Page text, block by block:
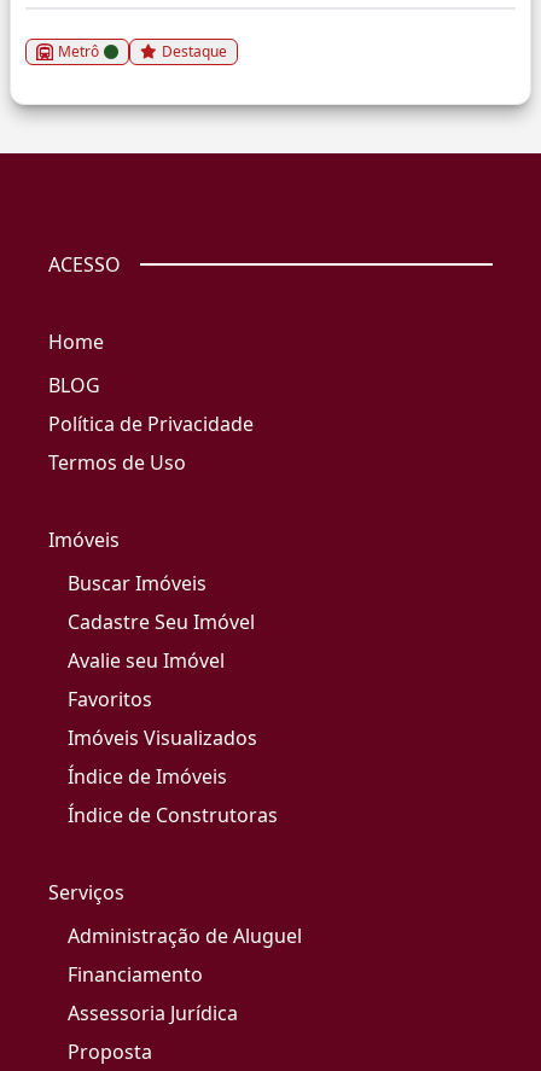
Metrô Destaque
ACESSO
Home
BLOG
Política de Privacidade
Termos de Uso
Imóveis
Buscar Imóveis
Cadastre Seu Imóvel
Avalie seu Imóvel
Favoritos
Imóveis Visualizados
Índice de Imóveis
Índice de Construtoras
Serviços
Administração de Aluguel
Financiamento
Assessoria Jurídica
Proposta